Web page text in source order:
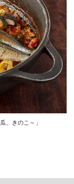
、きのこ～」